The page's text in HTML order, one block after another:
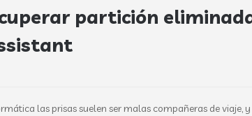
partición
las prisas suelen ser malas compañeras de viaje,